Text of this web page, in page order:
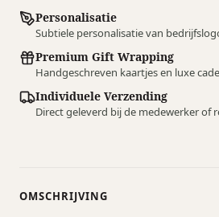
Personalisatie
Subtiele personalisatie van
Premium Gift Wrapping
Handgeschreven kaartjes en luxe
Individuele Verzending
Direct geleverd bij de medewerker of
OMSCHRIJVING